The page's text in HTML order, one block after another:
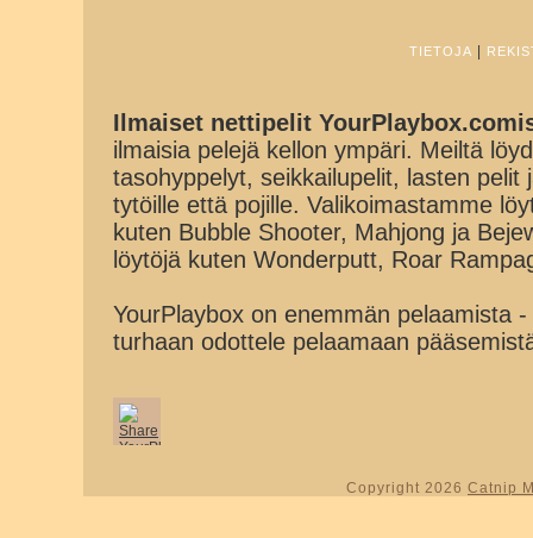
TIETOJA
Ilmaiset nettipelit
ilmaisia pelejä kellon ympäri. Meiltä
tasohyppelyt, seikkailupelit, lasten
tytöille että pojille. Valikoimastamme
kuten Bubble Shooter, Mahjong ja
löytöjä kuten Wonderputt, Roar
YourPlaybox on enemmän pelaamista
turhaan odottele pelaamaan
Copyright 2026 Catnip